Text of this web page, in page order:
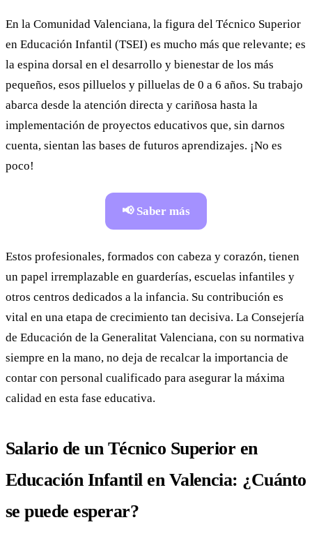
En la Comunidad Valenciana, la figura del Técnico Superior
en Educación Infantil (TSEI) es mucho más que relevante; es
la espina dorsal en el desarrollo y bienestar de los más
pequeños, esos pilluelos y pilluelas de 0 a 6 años. Su trabajo
abarca desde la atención directa y cariñosa hasta la
implementación de proyectos educativos que, sin darnos
cuenta, sientan las bases de futuros aprendizajes. ¡No es
poco!
📢 Saber más
Estos profesionales, formados con cabeza y corazón, tienen
un papel irremplazable en guarderías, escuelas infantiles y
otros centros dedicados a la infancia. Su contribución es
vital en una etapa de crecimiento tan decisiva. La Consejería
de Educación de la Generalitat Valenciana, con su normativa
siempre en la mano, no deja de recalcar la importancia de
contar con personal cualificado para asegurar la máxima
calidad en esta fase educativa.
Salario de un Técnico Superior en
Educación Infantil en Valencia: ¿Cuánto
se puede esperar?